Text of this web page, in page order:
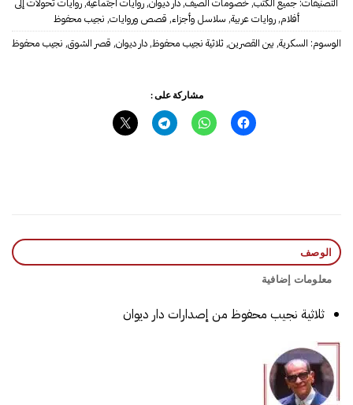
التصنيفات: جميع الكتب,خصومات الصيف,دار ديوان,روايات اجتماعية,روايات تحولات إلى
أفلام,روايات عربية, سلاسل وأجزاء, قصص وروايات, نجيب محفوظ
الوسوم: السكرية, بين القصرين,ثلاثية نجيب محفوظ,دار ديوان, قصر الشوق, نجيب محفوظ
مشاركة على :
الوصف
معلومات إضافية
ثلاثية نجيب محفوظ من إصدارات دار ديوان